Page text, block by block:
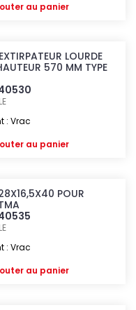
au panier
LOURDE
570 MM TYPE
: Vrac
au panier
POUR
: Vrac
au panier